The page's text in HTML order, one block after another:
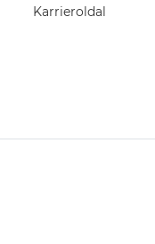
Karrieroldal